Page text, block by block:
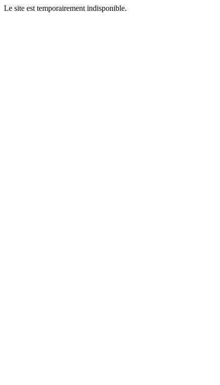
Le site est temporairement indisponible.